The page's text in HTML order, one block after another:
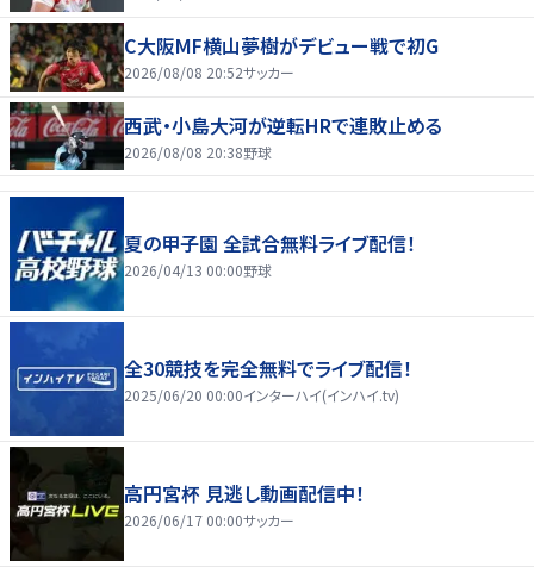
C大阪MF横山夢樹がデビュー戦で初G
2026/08/08 20:52サッカー
西武・小島大河が逆転HRで連敗止める
2026/08/08 20:38野球
夏の甲子園 全試合無料ライブ配信！
2026/04/13 00:00野球
全30競技を完全無料でライブ配信！
2025/06/20 00:00インターハイ(インハイ.tv)
高円宮杯 見逃し動画配信中！
2026/06/17 00:00サッカー